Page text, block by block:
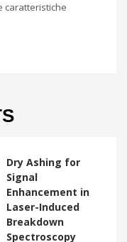
caratteristiche
Dry Ashing for
Signal
Enhancement in
Laser-Induced
Breakdown
Spectroscopy